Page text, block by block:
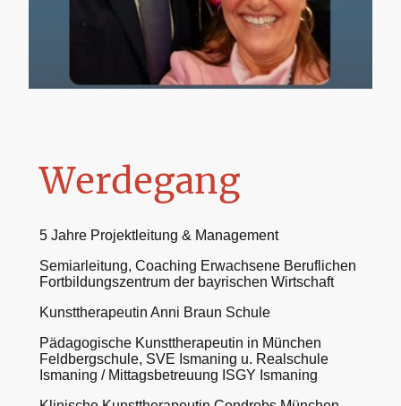
Werdegang
5 Jahre Projektleitung & Management
Semiarleitung, Coaching Erwachsene Beruflichen
Fortbildungszentrum der bayrischen Wirtschaft
Kunsttherapeutin Anni Braun Schule
Pädagogische Kunsttherapeutin in München
Feldbergschule, SVE Ismaning u. Realschule
Ismaning / Mittagsbetreuung ISGY Ismaning